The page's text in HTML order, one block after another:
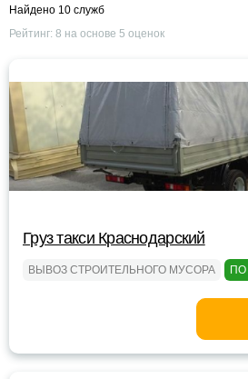
Найдено 10 служб
Рейтинг: 8 на основе 5 оценок
Груз такси Краснодарский
ВЫВОЗ СТРОИТЕЛЬНОГО МУСОРА ПО